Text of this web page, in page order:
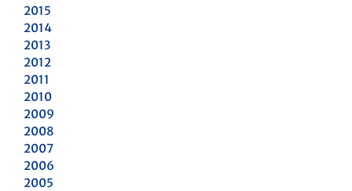
2015
2014
2013
2012
2011
2010
2009
2008
2007
2006
2005